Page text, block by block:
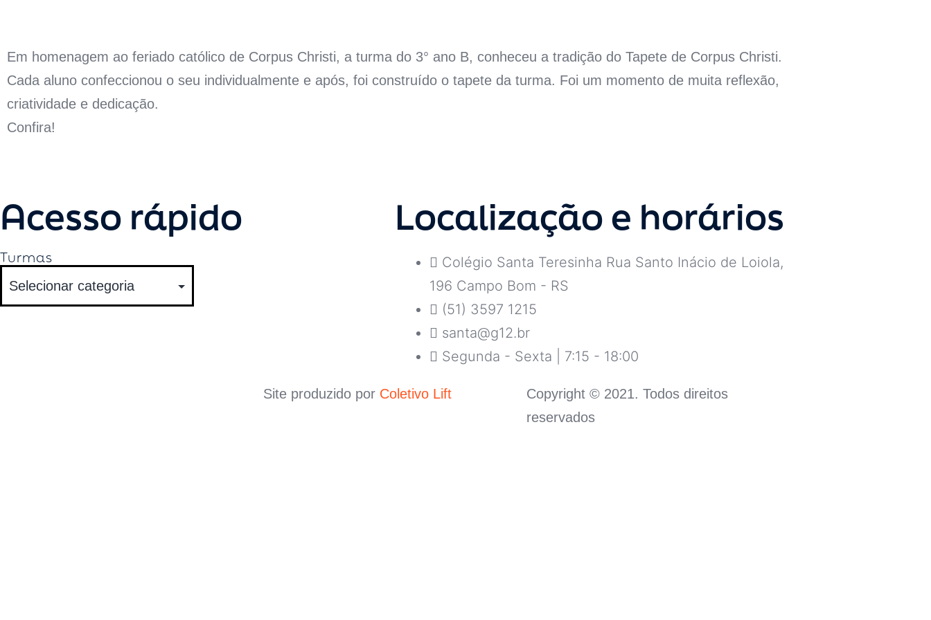
Em homenagem ao feriado católico de Corpus Christi, a turma do 3° ano B, conheceu a tradição do Tapete de Corpus Christi.
Cada aluno confeccionou o seu individualmente e após, foi construído o tapete da turma. Foi um momento de muita reflexão,
criatividade e dedicação.
Confira!
Acesso rápido
Turmas
Localização e horários
Colégio Santa Teresinha Rua Santo Inácio de Loiola,
196 Campo Bom - RS
(51) 3597 1215
santa@g12.br
Segunda - Sexta | 7:15 - 18:00
Site produzido por Coletivo Lift
Copyright © 2021. Todos direitos
reservados